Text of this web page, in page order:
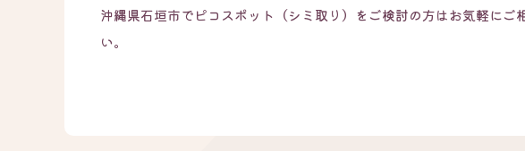
沖縄県石垣市でピコスポット（シミ取り）をご検討の方はお気軽にご
い。